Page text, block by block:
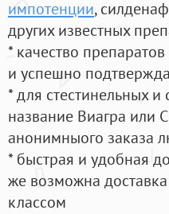
импотенции,
других известных
* качество
и успешно
* для стестинельных
название Виагра или
анонимныого заказа
* быстрая и удобная
же возможна
классом